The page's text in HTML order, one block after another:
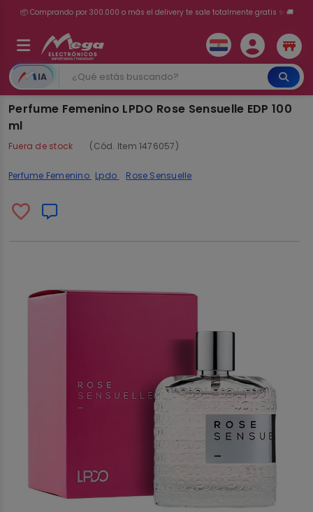
IA
Perfume Femenino LPDO Rose Sensuelle EDP 100
ml
Fuera de stock (Cód. Item 1476057)
Perfume Femenino Lpdo Rose Sensuelle